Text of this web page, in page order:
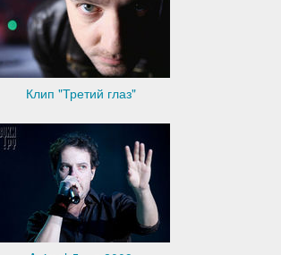
Клип "Третий глаз"